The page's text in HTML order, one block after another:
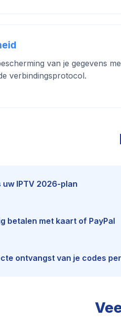
van je gegevens
verbindingsprotocol.
uw IPTV 2026-plan
betalen met kaart of PayPal
ontvangst van je codes